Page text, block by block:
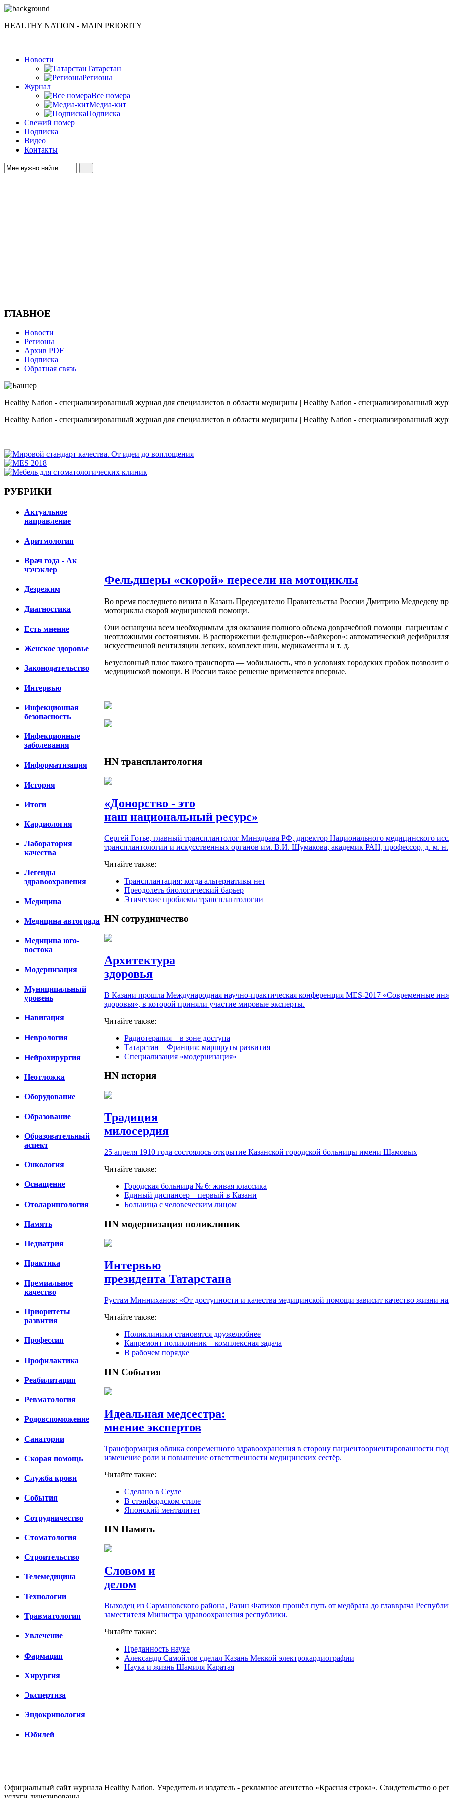
HEALTHY NATION - MAIN PRIORITY
Новости
Татарстан
Регионы
Журнал
Все номера
Медиа-кит
Подписка
Свежий номер
Подписка
Видео
Контакты
ГЛАВНОЕ
Новости
Регионы
Архив PDF
Подписка
Обратная связь
Healthy Nation - cпециализированный журнал для специалистов в области медицины | Healthy Nation - cпециализированный
Healthy Nation - cпециализированный журнал для специалистов в области медицины | Healthy Nation - cпециализированный
РУБРИКИ
Актуальное
направление
Аритмология
Врач года - Ак
чэчэклер
Дезрежим
Диагностика
Есть мнение
Женское здоровье
Законодательство
Интервью
Инфекционная
безопасность
Инфекционные
заболевания
Информатизация
История
Итоги
Кардиология
Лаборатория
качества
Легенды
здравоохранения
Медицина
Медицина автограда
Медицина юго-
востока
Модернизация
Муниципальный
уровень
Навигация
Неврология
Нейрохирургия
Неотложка
Оборудование
Образование
Образовательный
аспект
Онкология
Оснащение
Отоларингология
Память
Педиатрия
Практика
Премиальное
качество
Приоритеты
развития
Профессия
Профилактика
Реабилитация
Ревматология
Родовспоможение
Санатории
Скорая помощь
Cлужба крови
События
Сотрудничество
Стоматология
Строительство
Телемедицина
Технологии
Травматология
Увлечение
Фармация
Хирургия
Экспертиза
Эндокринология
Юбилей
Фельдшеры «скорой» пересели на мотоциклы
Во время последнего визита в Казань Председателю Правительства России Дмитрию Медведеву
мотоциклы скорой медицинской помощи.
Они оснащены всем необходимым для оказания полного объема доврачебной помощи пациентам
неотложными состояниями. В распоряжении фельдшеров-«байкеров»: автоматический
искусственной вентиляции легких, комплект шин, медикаменты и т. д.
Безусловный плюс такого транспорта — мобильность, что в условиях городских пробок позволит
медицинской помощи. В России такое решение применяется впервые.
HN трансплантология
«Донорство - это
наш национальный ресурс»
Сергей Готье, главный трансплантолог Минздрава РФ, директор Национального медицинского
трансплантологии и искусственных органов им. В.И. Шумакова, академик РАН, профессор, д. м. н.
Читайте также:
Трансплантация: когда альтернативы нет
Преодолеть биологический барьер
Этические проблемы трансплантологии
HN сотрудничество
Архитектура
здоровья
В Казани прошла Международная научно-практическая конференция MES-2017 «Современные
здоровья», в которой приняли участие мировые эксперты.
Читайте также:
Радиотерапия – в зоне доступа
Татарстан – Франция: маршруты развития
Специализация «модернизация»
HN история
Традиция
милосердия
25 апреля 1910 года состоялось открытие Казанской городской больницы имени Шамовых
Читайте также:
Городская больница № 6: живая классика
Единый диспансер – первый в Казани
Больница с человеческим лицом
HN модернизация поликлиник
Интервью
президента Татарстана
Рустам Минниханов: «От доступности и качества медицинской помощи зависит качество жизни
Читайте также:
Поликлиники становятся дружелюбнее
Капремонт поликлиник – комплексная задача
В рабочем порядке
HN События
Идеальная медсестра:
мнение экспертов
Трансформация облика современного здравоохранения в сторону пациентоориентированности
изменение роли и повышение ответственности медицинских сестёр.
Читайте также:
Сделано в Сеуле
В стэнфордском стиле
Японский менталитет
HN Память
Словом и
делом
Выходец из Сармановского района, Разин Фатихов прошёл путь от медбрата до главврача
заместителя Министра здравоохранения республики.
Читайте также:
Преданность науке
Александр Самойлов сделал Казань Меккой электрокардиографии
Наука и жизнь Шамиля Каратая
Официальный сайт журнала Healthy Nation. Учредитель и издатель - рекламное агентство «Красная строка». Свидетельство